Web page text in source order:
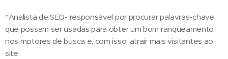
*Analista de SEO- responsável por procurar palavras-chave
que possam ser usadas para obter um bom ranqueamento
nos motores de busca e, com isso, atrair mais visitantes ao
site.